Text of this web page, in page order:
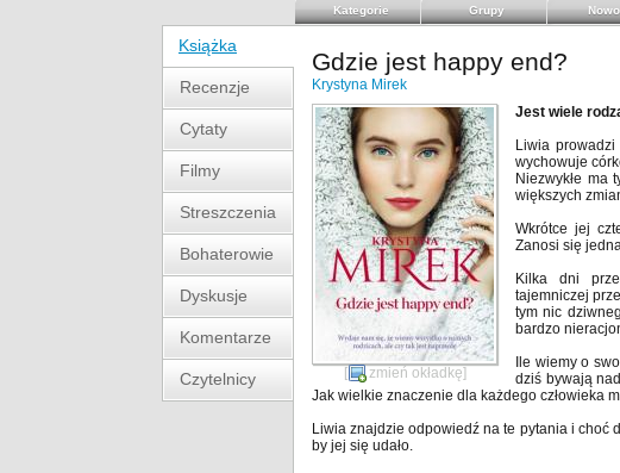
Kategorie Grupy
Książka
Recenzje
Cytaty
Filmy
Streszczenia
Bohaterowie
Dyskusje
Komentarze
Czytelnicy
Gdzie jest happy end?
Krystyna Mirek
[ zmień okładkę]
Jest wiele
Liwia
wychowuje
Niezwykłe ma
większych
Wkrótce jej
Zanosi się
Kilka dni
tajemniczej
tym nic
bardzo
Ile wiemy o
dziś bywają
Jak wielkie znaczenie dla każdego człowieka
Liwia znajdzie odpowiedź na te pytania i choć
by jej się udało.